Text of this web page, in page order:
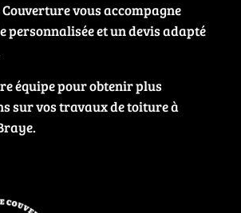
vous accompagne
personnalisée et un devis adapté
équipe pour obtenir plus
sur vos travaux de toiture à